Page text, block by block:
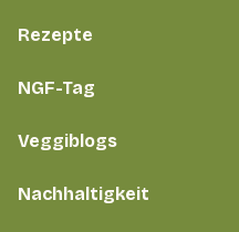
Rezepte
NGF-Tag
Veggiblogs
Nachhaltigkeit